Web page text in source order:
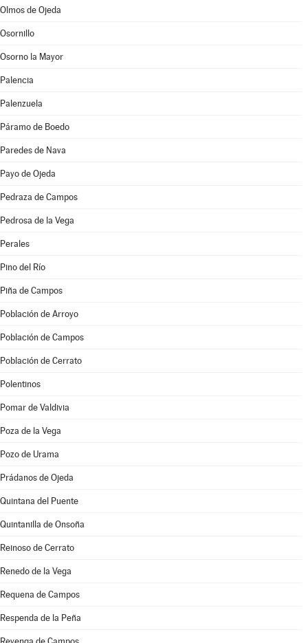
Olmos de Ojeda
Osornillo
Osorno la Mayor
Palencia
Palenzuela
Páramo de Boedo
Paredes de Nava
Payo de Ojeda
Pedraza de Campos
Pedrosa de la Vega
Perales
Pino del Río
Piña de Campos
Población de Arroyo
Población de Campos
Población de Cerrato
Polentinos
Pomar de Valdivia
Poza de la Vega
Pozo de Urama
Prádanos de Ojeda
Quintana del Puente
Quintanilla de Onsoña
Reinoso de Cerrato
Renedo de la Vega
Requena de Campos
Respenda de la Peña